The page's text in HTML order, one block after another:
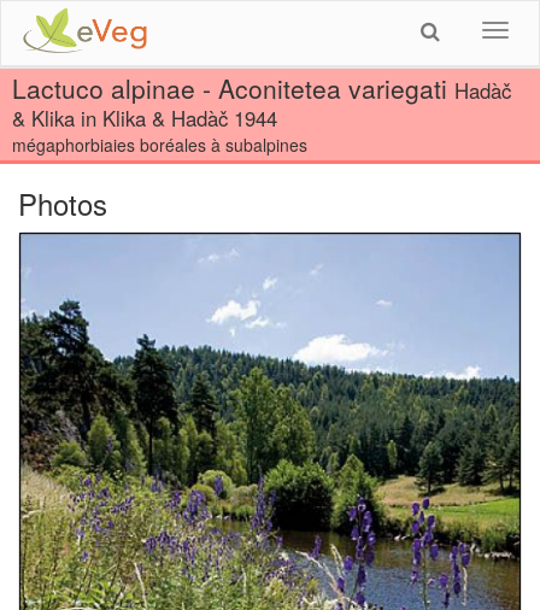
Lactuco alpinae - Aconitetea variegati Hadàč
& Klika in Klika & Hadàč 1944
mégaphorbiaies boréales à subalpines
Photos